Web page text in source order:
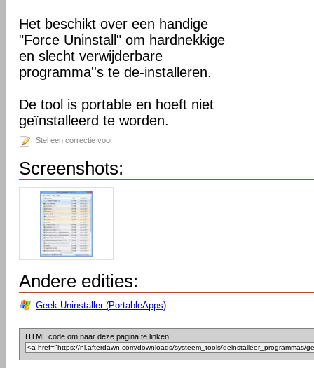
Het beschikt over een handige
"Force Uninstall" om hardnekkige
en slecht verwijderbare
programma''s te de-installeren.
De tool is portable en hoeft niet
geïnstalleerd te worden.
Stel een correctie voor
Screenshots:
Andere edities:
Geek Uninstaller (PortableApps)
HTML code om naar deze pagina te linken: